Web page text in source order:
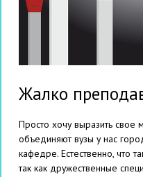
Жалко
Просто хочу выразить свое
объединяют вузы у нас
кафедре. Естественно, что
так как дружественные